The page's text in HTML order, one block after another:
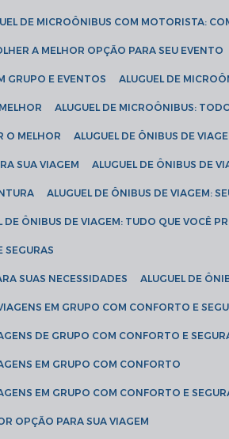
DE MICROÔNIBUS COM MOTORISTA:
A MELHOR OPÇÃO PARA SEU EVENTO
GRUPO E EVENTOS ALUGUEL DE
ALUGUEL DE MICROÔNIBUS:
O MELHOR ALUGUEL DE ÔNIBUS DE
SUA VIAGEM ALUGUEL DE ÔNIBUS DE
ALUGUEL DE ÔNIBUS DE VIAGEM:
DE ÔNIBUS DE VIAGEM: TUDO QUE VOCÊ
SEGURAS
SUAS NECESSIDADES ALUGUEL DE
EM GRUPO COM CONFORTO E
DE GRUPO COM CONFORTO E
EM GRUPO COM CONFORTO
EM GRUPO COM CONFORTO E
OPÇÃO PARA SUA VIAGEM